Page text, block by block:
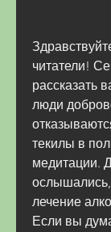
читатели!
рассказать
люди
текилы в
медитации.
лечение
Если вы